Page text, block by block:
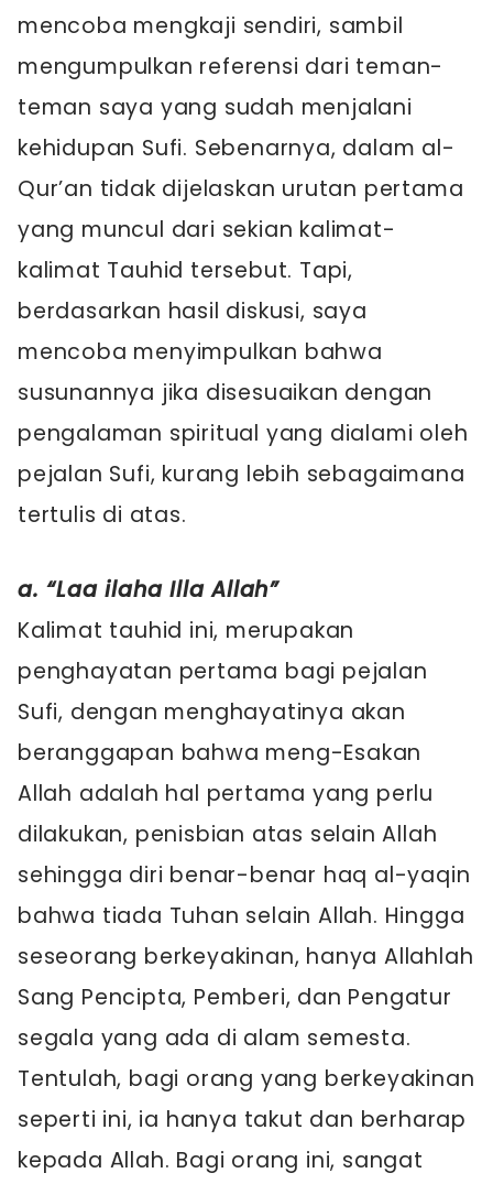
mencoba mengkaji sendiri, sambil
mengumpulkan referensi dari teman-
teman saya yang sudah menjalani
kehidupan Sufi. Sebenarnya, dalam al-
Qur’an tidak dijelaskan urutan pertama
yang muncul dari sekian kalimat-
kalimat Tauhid tersebut. Tapi,
berdasarkan hasil diskusi, saya
mencoba menyimpulkan bahwa
susunannya jika disesuaikan dengan
pengalaman spiritual yang dialami oleh
pejalan Sufi, kurang lebih sebagaimana
tertulis di atas.
a. “Laa ilaha Illa Allah”
Kalimat tauhid ini, merupakan
penghayatan pertama bagi pejalan
Sufi, dengan menghayatinya akan
beranggapan bahwa meng-Esakan
Allah adalah hal pertama yang perlu
dilakukan, penisbian atas selain Allah
sehingga diri benar-benar haq al-yaqin
bahwa tiada Tuhan selain Allah. Hingga
seseorang berkeyakinan, hanya Allahlah
Sang Pencipta, Pemberi, dan Pengatur
segala yang ada di alam semesta.
Tentulah, bagi orang yang berkeyakinan
seperti ini, ia hanya takut dan berharap
kepada Allah. Bagi orang ini, sangat